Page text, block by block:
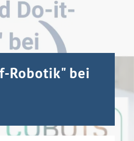
Robotik" bei